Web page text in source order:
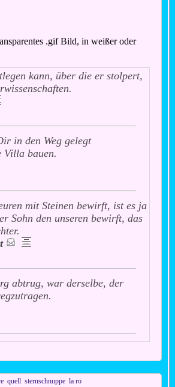
.gif Bild, in weißer oder
kann, über die er stolpert,
in den Weg gelegt
Villa bauen.
mit Steinen bewirft, ist es ja
Sohn den unseren bewirft, das
abtrug, war derselbe, der
quell sternschnuppe la ro